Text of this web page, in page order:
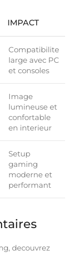
IMPACT
Compatibilite
large avec PC
et consoles
Image
lumineuse et
confortable
en interieur
Setup
gaming
moderne et
performant
decouvrez